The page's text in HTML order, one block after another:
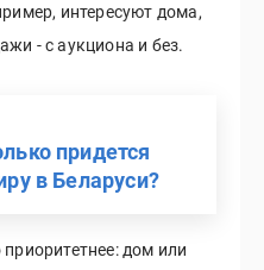
интересуют дома,
- с аукциона и без.
придется
в Беларуси?
дом или